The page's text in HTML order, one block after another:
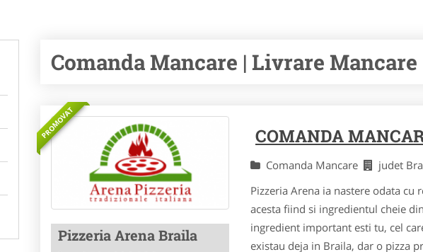
Comanda Mancare | Livrare
PROMOVAT
Pizzeria Arena Braila
COMANDA
Comanda Mancare judet
Pizzeria Arena ia nastere odata
acesta fiind si ingredientul cheie
ingredient important esti tu, cel
existau deja in Braila, dar o pizza